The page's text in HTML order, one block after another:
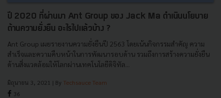
ปี 2020 ที่ผ่านมา Ant Group ของ Jack Ma ดำเนินนโยบาย
ด้านความยั่งยืน อะไรไปแล้วบ้าง ?
Ant Group เผยรายงานความยั่งยืนปี 2563 โดยเน้นกิจกรรมสำคัญ ความ
สำเร็จและความคืบหน้าในการพัฒนารอบด้าน รวมถึงการสร้างความยั่งยืน
ด้านสิ่งแวดล้อมให้โลกผ่านเทคโนโลยีดิจิทัล...
มิถุนายน 3, 2021 | By Techsauce Team
36